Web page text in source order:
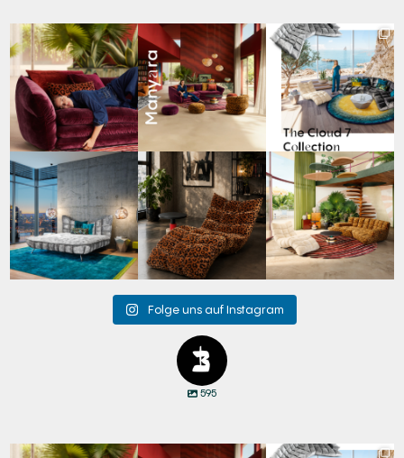
Den Kopf anlehnen. Die
Gedanken auf Reisen...
60 0
Manyara. Inspiriert von
der Weite Afrikas....
57 2
Für jeden Lieblingsplatz
die passende Cloud.
☁️...
61 1
Cloud 7 – nicht nur zum
Sitzen, sondern auch
zum ...
147 3
A bold statement. A
quiet retreat.
Mit unserem...
202 4
Take a walk on the wild
side. 🐆
Anlässlich...
105 1
Folge uns auf Instagram
595